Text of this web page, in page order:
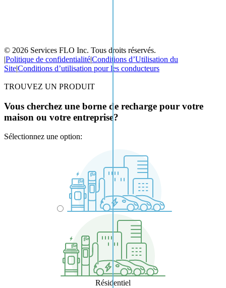
© 2026 Services FLO Inc. Tous droits réservés.
|Politique de confidentialité|Conditions d’Utilisation du
Site|Conditions d’utilisation pour les conducteurs
TROUVEZ UN PRODUIT
Vous cherchez une borne de recharge pour votre
maison ou votre entreprise?
Sélectionnez une option:
Résidentiel